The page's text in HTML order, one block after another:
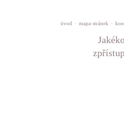
úvod · mapa stránek ·